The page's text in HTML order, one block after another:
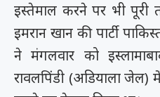
इस्तेमाल करने पर भी पूरी
इमरान खान की पार्टी
ने मंगलवार को
रावलपिंडी (अडियाला जेल)